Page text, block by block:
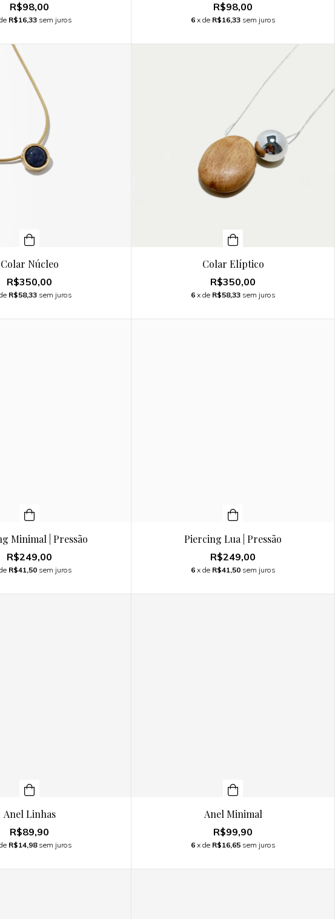
R$98,00
R$16,33 sem juros
R$98,00
6 x de R$16,33 sem juros
Colar Núcleo
R$350,00
R$58,33 sem juros
Colar Elíptico
R$350,00
6 x de R$58,33 sem juros
Minimal | Pressão
R$249,00
R$41,50 sem juros
Piercing Lua | Pressão
R$249,00
6 x de R$41,50 sem juros
Anel Linhas
R$89,90
R$14,98 sem juros
Anel Minimal
R$99,90
6 x de R$16,65 sem juros